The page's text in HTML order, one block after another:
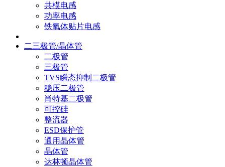
共模电感
功率电感
铁氧体贴片电感
二三极管/晶体管
二极管
三极管
TVS瞬态抑制二极管
稳压二极管
肖特基二极管
可控硅
整流器
ESD保护管
通用晶体管
晶体管
达林顿晶体管